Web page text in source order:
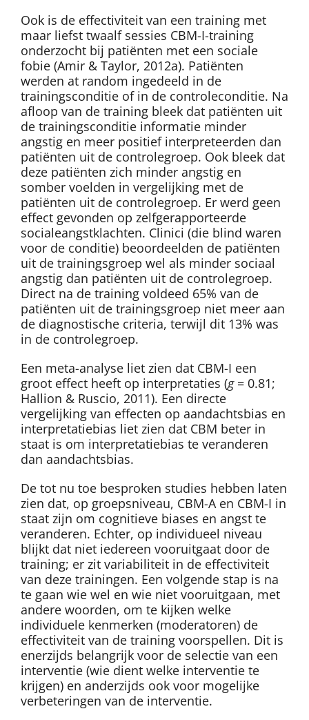
Ook is de effectiviteit van een training met
maar liefst twaalf sessies CBM-I-training
onderzocht bij patiënten met een sociale
fobie (Amir & Taylor, 2012a). Patiënten
werden at random ingedeeld in de
trainingsconditie of in de controleconditie. Na
afloop van de training bleek dat patiënten uit
de trainingsconditie informatie minder
angstig en meer positief interpreteerden dan
patiënten uit de controlegroep. Ook bleek dat
deze patiënten zich minder angstig en
somber voelden in vergelijking met de
patiënten uit de controlegroep. Er werd geen
effect gevonden op zelfgerapporteerde
socialeangstklachten. Clinici (die blind waren
voor de conditie) beoordeelden de patiënten
uit de trainingsgroep wel als minder sociaal
angstig dan patiënten uit de controlegroep.
Direct na de training voldeed 65% van de
patiënten uit de trainingsgroep niet meer aan
de diagnostische criteria, terwijl dit 13% was
in de controlegroep.
Een meta-analyse liet zien dat CBM-I een
groot effect heeft op interpretaties (g= 0.81;
Hallion & Ruscio, 2011). Een directe
vergelijking van effecten op aandachtsbias en
interpretatiebias liet zien dat CBM beter in
staat is om interpretatiebias te veranderen
dan aandachtsbias.
De tot nu toe besproken studies hebben laten
zien dat, op groepsniveau, CBM-A en CBM-I in
staat zijn om cognitieve biases en angst te
veranderen. Echter, op individueel niveau
blijkt dat niet iedereen vooruitgaat door de
training; er zit variabiliteit in de effectiviteit
van deze trainingen. Een volgende stap is na
te gaan wie wel en wie niet vooruitgaan, met
andere woorden, om te kijken welke
individuele kenmerken (moderatoren) de
effectiviteit van de training voorspellen. Dit is
enerzijds belangrijk voor de selectie van een
interventie (wie dient welke interventie te
krijgen) en anderzijds ook voor mogelijke
verbeteringen van de interventie.